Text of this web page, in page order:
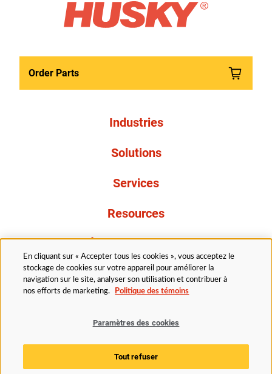
Order Parts
Industries
Solutions
Services
Resources
À propos de nous
Politique d’accessibilité
Politique en matière de cookies
Paramètres des cookies
En cliquant sur « Accepter tous les cookies », vous acceptez le
stockage de cookies sur votre appareil pour améliorer la
navigation sur le site, analyser son utilisation et contribuer à
nos efforts de marketing.
Politique des témoins
Paramètres des cookies
Tout refuser